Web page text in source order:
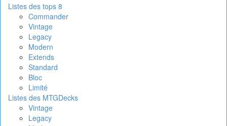
Listes des tops 8
Commander
Vintage
Legacy
Modern
Extends
Standard
Bloc
Limité
Listes des MTGDecks
Vintage
Legacy